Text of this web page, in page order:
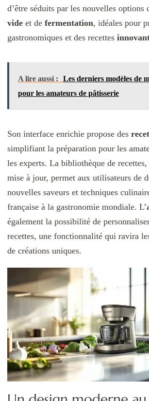
d’être séduits par les nouvelles options
vide et de fermentation, idéales pour
gastronomiques et des recettes
A lire aussi :
Les derniers modèles de
pour les amateurs de pâtisserie
Son interface enrichie propose des
simplifiant la préparation pour les
les experts. La bibliothèque de
mise à jour, permet aux utilisateurs de
nouvelles saveurs et techniques
française à la gastronomie mondiale. L’
également la possibilité de
recettes, une fonctionnalité qui ravira
de créations uniques.